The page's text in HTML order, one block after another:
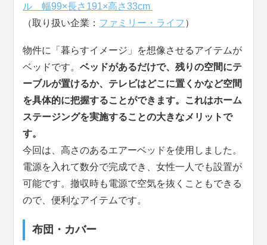
ル 幅99×長さ191×高さ33cm
（取り扱い企業： ファミリー・ライフ ）
物件に「暮らすイメージ」を想像させるアイテムが
ベッドです。ベッドがあるだけで、残りの空間にテ
ーブルが置けるか、テレビはどこに置くかなど空間
を具体的に把握することができます。これはホーム
ステージングを実施することの大きなメリットで
す。
今回は、高さのあるエアーベッドを使用しました。
電源を入れて数分で完成でき、女性一人でも設置が
可能です。撤収時も電源で空気を抜くこともできる
ので、便利なアイテムです。
布団・カバー